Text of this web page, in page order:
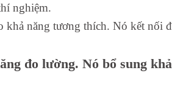
nghiệm.
năng tương thích. Nó kết nối
đo lường. Nó bổ sung